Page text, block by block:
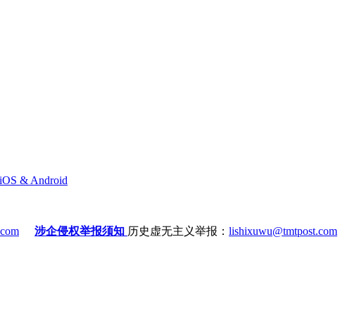
iOS & Android
涉企侵权举报须知 历史虚无主义举报： lishixuwu@tmtpost.com